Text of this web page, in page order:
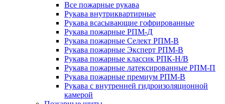
Все пожарные рукава
Рукава внутриквартирные
Рукава всасывающие гофрированные
Рукава пожарные РПМ-Д
Рукава пожарные Селект РПМ-В
Рукава пожарные Эксперт РПМ-В
Рукава пожарные классик РПК-Н/В
Рукава пожарные латексированные РПМ-П
Рукава пожарные премиум РПМ-В
Рукава с внутренней гидроизоляционной
камерой